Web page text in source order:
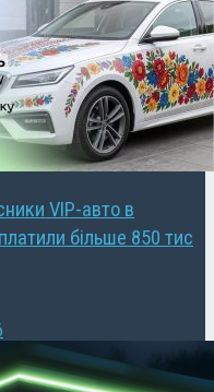
VIP-авто в
більше 850 тис